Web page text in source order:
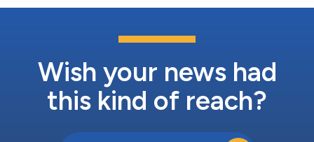
Wish your news had
this kind of reach?